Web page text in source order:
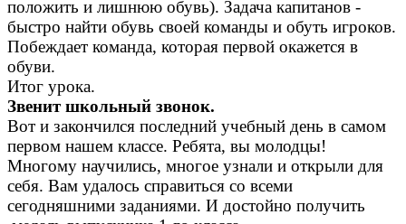
положить и лишнюю обувь). Задача капитанов -
быстро найти обувь своей команды и обуть игроков.
Побеждает команда, которая первой окажется в
обуви.
Итог урока.
Звенит школьный звонок.
Вот и закончился последний учебный день в самом
первом нашем классе. Ребята, вы молодцы!
Многому научились, многое узнали и открыли для
себя. Вам удалось справиться со всеми
сегодняшними заданиями. И достойно получить